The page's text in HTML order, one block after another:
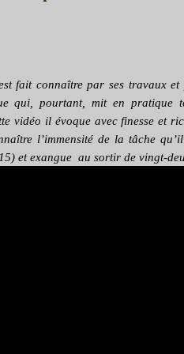
fait connaître par ses travaux
qui, pourtant, mit en pratique
vidéo il évoque avec finesse et
l’immensité de la tâche
et exangue au sortir de vingt-